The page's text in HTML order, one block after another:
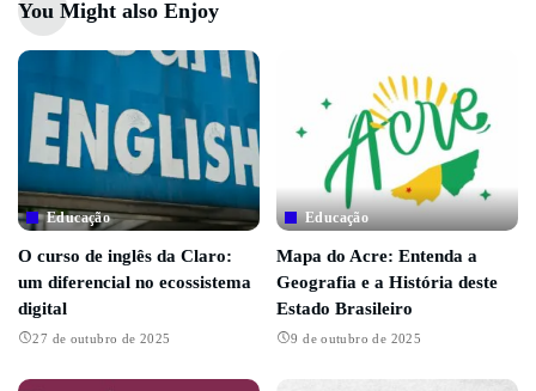
You Might also Enjoy
Educação
O curso de inglês da Claro:
um diferencial no ecossistema
digital
27 de outubro de 2025
Educação
Mapa do Acre: Entenda a
Geografia e a História deste
Estado Brasileiro
9 de outubro de 2025